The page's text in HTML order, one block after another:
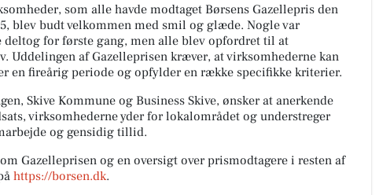
som alle havde modtaget Børsens Gazellepris den
blev budt velkommen med smil og glæde. Nogle var
deltog for første gang, men alle blev opfordret til at
Uddelingen af Gazelleprisen kræver, at virksomhederne kan
en fireårig periode og opfylder en række specifikke kriterier.
Skive Kommune og Business Skive, ønsker at anerkende
virksomhederne yder for lokalområdet og understreger
og gensidig tillid.
Gazelleprisen og en oversigt over prismodtagere i resten af
https://borsen.dk.